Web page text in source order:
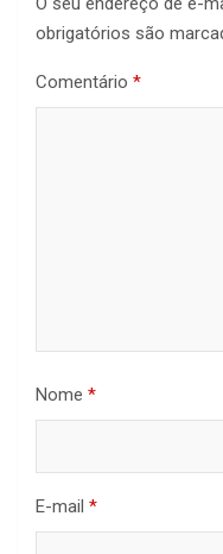
obrigatórios são
Comentário *
Nome *
E-mail *